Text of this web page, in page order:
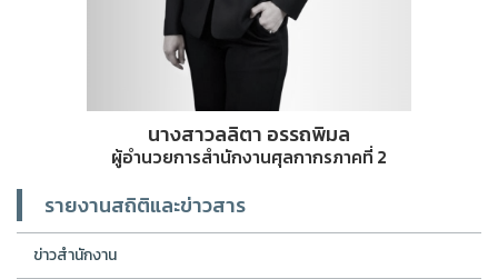
นางสาวลลิตา อรรถพิมล
ผู้อำนวยการสำนักงานศุลกากรภาคที่ 2
รายงานสถิติและข่าวสาร
ข่าวสำนักงาน